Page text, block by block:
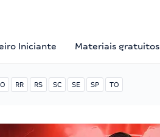
Iniciante Materiais gratuitos
RR RS SC SE SP TO